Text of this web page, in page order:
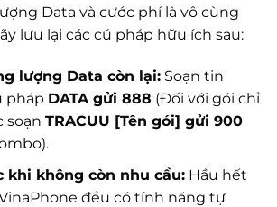
Data và cước phí là vô cùng
lưu lại các cú pháp hữu ích sau:
lượng Data còn lại:Soạn tin
pháp DATA gửi 888 (Đối với gói chỉ
soạn TRACUU [Tên gói] gửi 900
khi không còn nhu cầu:Hầu hết
đều có tính năng tự